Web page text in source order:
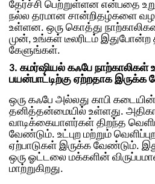
தேர்ச்சி பெற்றுள்ளன என்பதை
நல்ல தரமான சான்றிதழ்களை
உள்ளன. ஒரு கொத்து
முன், உங்கள் டீலரிடம் இதுபோன்ற
கேளுங்கள்.
3. கமர்ஷியல் கஃபே நாற்காலிகள்
பயன்பாட்டிற்கு ஏற்றதாக இருக்க
ஒரு கஃபே அல்லது காபி
தனித்தன்மையில் உள்ளது.
வாடிக்கையாளர்கள் திறந்த
வேண்டும். உட்புற மற்றும்
ஏற்பாடுகள் இருக்க வேண்டும்.
ஒரு ஓட்டலை மக்களின்
மாற்றுகிறது.